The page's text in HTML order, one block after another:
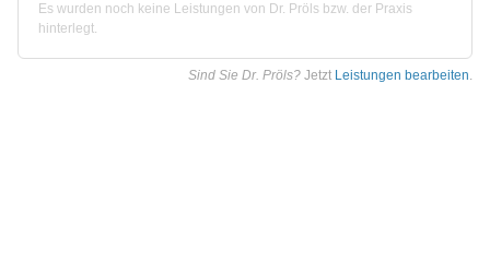
Es wurden noch keine Leistungen von Dr. Pröls bzw. der Praxis
hinterlegt.
Sind Sie Dr. Pröls? Jetzt Leistungen bearbeiten.